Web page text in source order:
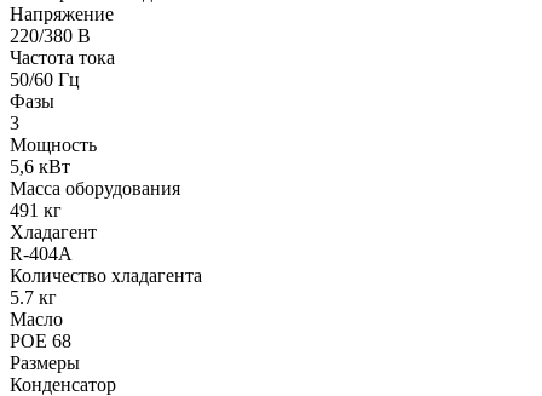
Напряжение
220/380 В
Частота тока
50/60 Гц
Фазы
3
Мощность
5,6 кВт
Масса оборудования
491 кг
Хладагент
R-404A
Количество хладагента
5.7 кг
Масло
POE 68
Размеры
Конденсатор